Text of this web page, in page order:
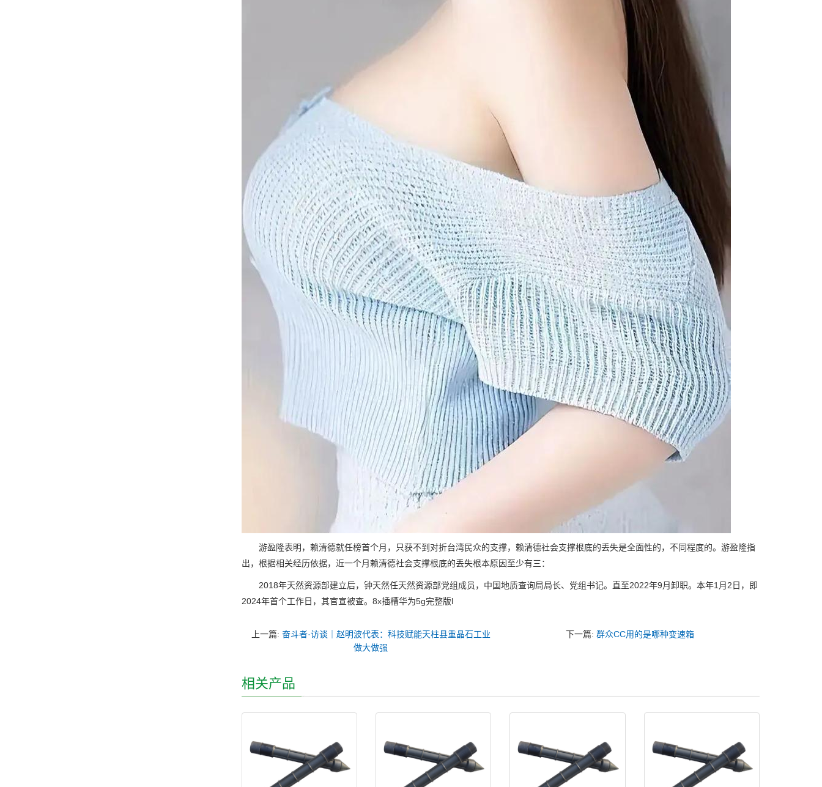
游盈隆表明，赖清德就任榜首个月，只获不到对折台湾民众的支撑，赖清德社会支撑根底的丢失是全面性的，不同程度的。游盈隆指
出，根据相关经历依据，近一个月赖清德社会支撑根底的丢失根本原因至少有三：
2018年天然资源部建立后，钟天然任天然资源部党组成员，中国地质查询局局长、党组书记。直至2022年9月卸职。本年1月2日，即
2024年首个工作日，其官宣被查。8x插槽华为5g完整版l
上一篇: 奋斗者·访谈｜赵明波代表：科技赋能天柱县重晶石工业
做大做强
下一篇:群众CC用的是哪种变速箱
相关产品